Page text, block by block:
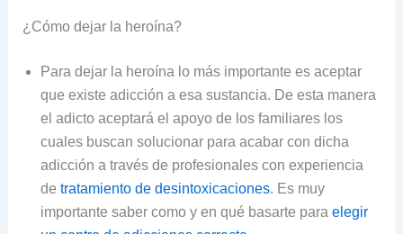
¿Cómo dejar la heroína?
Para dejar la heroína lo más importante es aceptar
que existe adicción a esa sustancia. De esta manera
el adicto aceptará el apoyo de los familiares los
cuales buscan solucionar para acabar con dicha
adicción a través de profesionales con experiencia
de tratamiento de desintoxicaciones. Es muy
importante saber como y en qué basarte para elegir